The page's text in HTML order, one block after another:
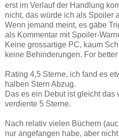
erst im Verlauf der Handlung
nicht, das würde ich als Spoiler
Wenn jemand meint, es gäbe
als Kommentar mit Spoiler-
Keine grossartige PC, kaum
keine Behinderungen. For better
Rating 4,5 Sterne, ich fand es
halben Stern Abzug.
Das es ein Debut ist gleicht das
verdiente 5 Sterne.
Nach relativ vielen Büchern
nur angefangen habe, aber